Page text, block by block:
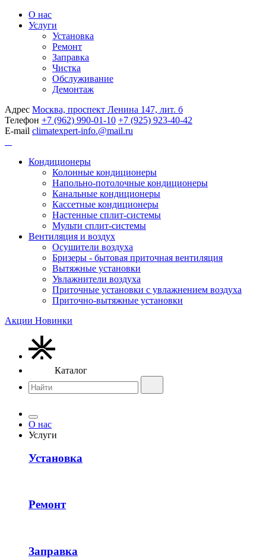
О нас
Услуги
Установка
Ремонт
Заправка
Чистка
Обслуживание
Демонтаж
Адрес Москва, проспект Ленина 147, лит. б
Телефон +7 (962) 990-01-10 +7 (925) 923-40-42
E-mail climatexpert-info.@mail.ru
Кондиционеры
Колонные кондиционеры
Напольно-потолочные кондиционеры
Канальные кондиционеры
Кассетные кондиционеры
Настенные сплит-системы
Мульти сплит-системы
Вентиляция и воздух
Осушители воздуха
Бризеры - бытовая приточная вентиляция
Вытяжные установки
Увлажнители воздуха
Приточные установки с увлажнением воздуха
Приточно-вытяжные установки
Акции Новинки
Каталог
О нас
Услуги
Установка
Ремонт
Заправка